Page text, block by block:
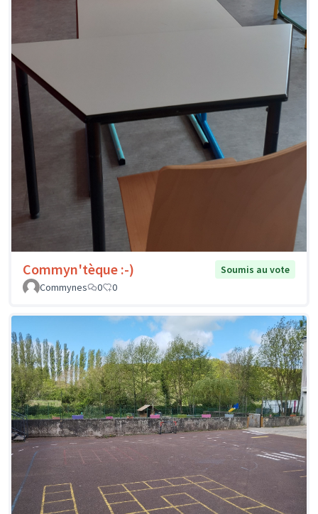
Commyn'tèque :-)
Soumis au vote
Commynes
0 0